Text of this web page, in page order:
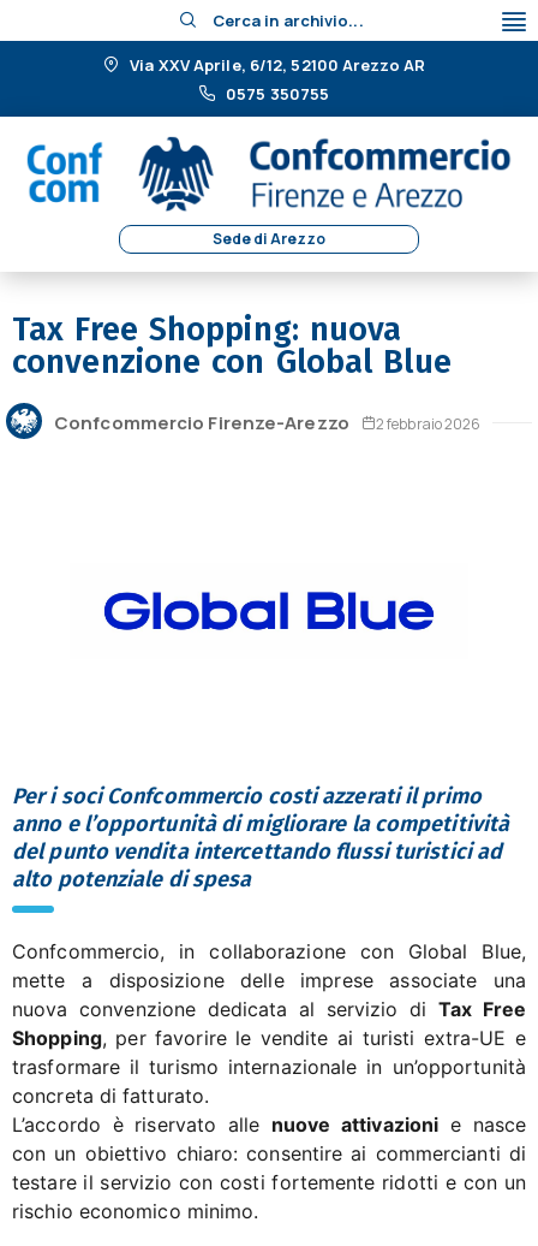
Cerca in archivio...
Via XXV Aprile, 6/12, 52100 Arezzo AR
0575 350755
Sede di Arezzo
Tax Free Shopping: nuova
convenzione con Global Blue
Confcommercio Firenze-Arezzo 2 febbraio 2026
Per i soci Confcommercio costi azzerati il primo
anno e l’opportunità di migliorare la competitività
del punto vendita intercettando flussi turistici ad
alto potenziale di spesa
Confcommercio, in collaborazione con Global Blue,
mette a disposizione delle imprese associate una
nuova convenzione dedicata al servizio di Tax Free
Shopping, per favorire le vendite ai turisti extra-UE e
trasformare il turismo internazionale in un’opportunità
concreta di fatturato.
L’accordo è riservato alle nuove attivazioni e nasce
con un obiettivo chiaro: consentire ai commercianti di
testare il servizio con costi fortemente ridotti e con un
rischio economico minimo.